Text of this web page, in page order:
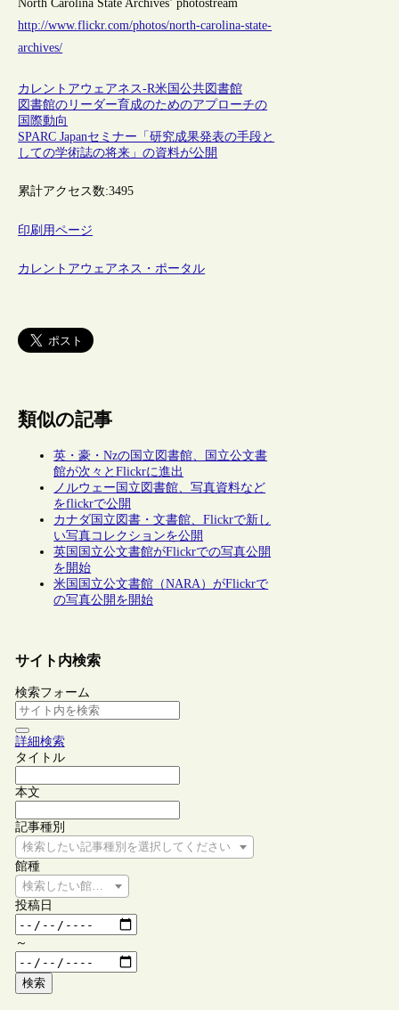
North Carolina State Archives’ photostream
http://www.flickr.com/photos/north-carolina-state-
archives/
カレントアウェアネス-R米国公共図書館
図書館のリーダー育成のためのアプローチの
国際動向
SPARC Japanセミナー「研究成果発表の手段と
しての学術誌の将来」の資料が公開
累計アクセス数:3495
印刷用ページ
カレントアウェアネス・ポータル
類似の記事
英・豪・Nzの国立図書館、国立公文書
館が次々とFlickrに進出
ノルウェー国立図書館、写真資料など
をflickrで公開
カナダ国立図書・文書館、Flickrで新し
い写真コレクションを公開
英国国立公文書館がFlickrでの写真公開
を開始
米国国立公文書館（NARA）がFlickrで
の写真公開を開始
サイト内検索
検索フォーム
詳細検索
タイトル
本文
記事種別
検索したい記事種別を選択してください
館種
検索したい館種を選択してください
投稿日
～
検索